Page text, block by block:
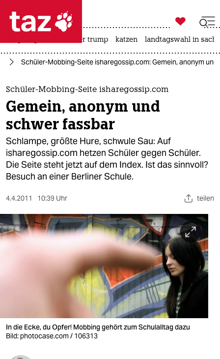
 taz zahl ich
taz zahl ich
themen
politik
öko
gesellschaft
kultur
sport
berlin
nord
veranstaltungen

taz zahl ich
usa unter trump katzen landtagswahl in
Schüler-Mobbing-Seite isharegossip.com: Gemein, anonym
Schüler-Mobbing-Seite isharegossip.com
Gemein, anonym und
schwer fassbar
Schlampe, größte Hure, schwule Sau: Auf
isharegossip.com hetzen Schüler gegen Schüler.
Die Seite steht jetzt auf dem Index. Ist das sinnvoll?
Besuch an einer Berliner Schule.
4.4.2011 10:39 Uhr teilen
In die Ecke, du Opfer! Mobbing gehört zum Schulalltag dazu
Bild: photocase.com / 106313